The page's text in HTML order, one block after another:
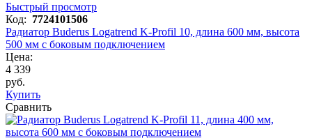
Быстрый просмотр
Код: 7724101506
Радиатор Buderus Logatrend K-Profil 10, длина 600 мм, высота
500 мм с боковым подключением
Цена:
4 339
руб.
Купить
Сравнить